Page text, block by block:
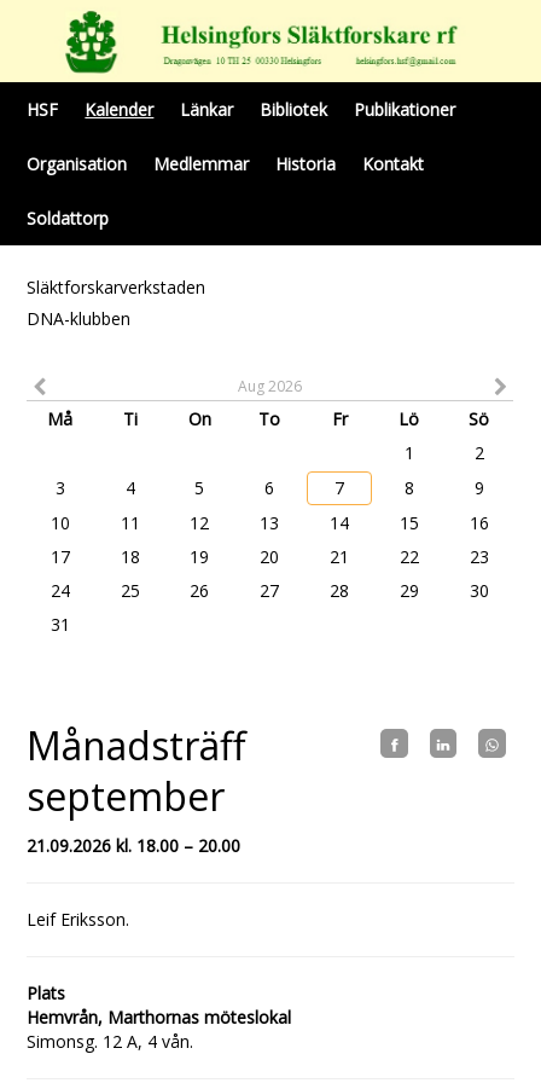
HSF Kalender Länkar Bibliotek Publikationer
Organisation Medlemmar Historia Kontakt
Soldattorp
Släktforskarverkstaden
DNA-klubben
Aug 2026
Må Ti On To Fr Lö
Sö
1
2
3
4 5 6 7 8
9
10
11 12 13 14 15
16
17
18 19 20 21 22
23
24
25 26 27 28 29
30
31
Månadsträff
september
21.09.2026 kl. 18.00 – 20.00
Leif Eriksson.
Plats
Hemvrån, Marthornas möteslokal
Simonsg. 12 A, 4 vån.